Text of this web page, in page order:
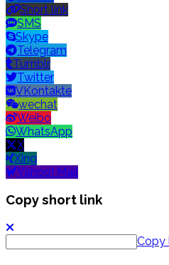
Short link
SMS
Skype
Telegram
Tumblr
Twitter
VKontakte
wechat
Weibo
WhatsApp
X
Xing
Yahoo! Mail
Copy short link
Copy